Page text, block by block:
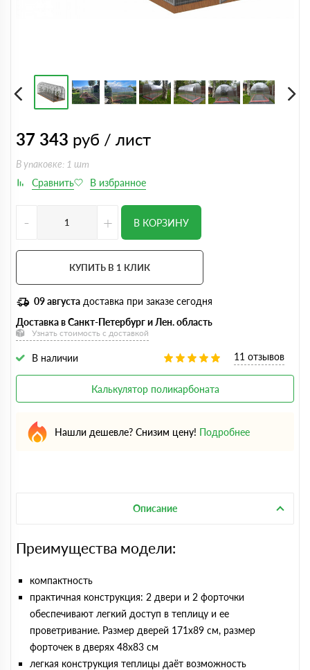
37 343 руб / лист
В упаковке: 1 шт
- + В КОРЗИНУ
КУПИТЬ В 1 КЛИК
09 августа доставка при заказе сегодня
Доставка в Санкт-Петербург и Лен. область
Узнать стоимость с доставкой
В наличии 11 отзывов
Калькулятор поликарбоната
Нашли дешевле? Снизим цену! Подробнее
Описание
Преимущества модели:
компактность
практичная конструкция: 2 двери и 2 форточки
обеспечивают легкий доступ в теплицу и ее
проветривание. Размер дверей 171х89 cм, размер
форточек в дверях 48х83 см
легкая конструкция теплицы даёт возможность